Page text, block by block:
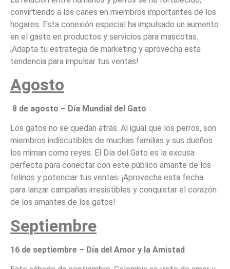
convirtiendo a los canes en miembros importantes de los
hogares. Esta conexión especial ha impulsado un aumento
en el gasto en productos y servicios para mascotas.
¡Adapta tu estrategia de marketing y aprovecha esta
tendencia para impulsar tus ventas!
Agosto
8 de agosto – Día Mundial del Gato
Los gatos no se quedan atrás. Al igual que los perros, son
miembros indiscutibles de muchas familias y sus dueños
los miman como reyes. El Día del Gato es la excusa
perfecta para conectar con este público amante de los
felinos y potenciar tus ventas. ¡Aprovecha esta fecha
para lanzar campañas irresistibles y conquistar el corazón
de los amantes de los gatos!
Septiembre
16 de septiembre – Día del Amor y la Amistad